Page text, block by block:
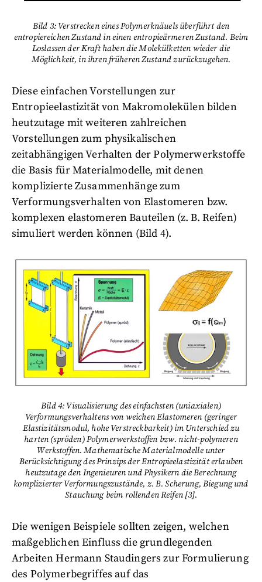
Bild 3: Verstrecken eines Polymerknäuels überführt den
entropiereichen Zustand in einen entropieärmeren Zustand. Beim
Loslassen der Kraft haben die Molekülketten wieder die
Möglichkeit, in ihren früheren Zustand zurückzugehen.
Diese einfachen Vorstellungen zur
Entropieelastizität von Makromolekülen bilden
heutzutage mit weiteren zahlreichen
Vorstellungen zum physikalischen
zeitabhängigen Verhalten der Polymerwerkstoffe
die Basis für Materialmodelle, mit denen
komplizierte Zusammenhänge zum
Verformungsverhalten von Elastomeren bzw.
komplexen elastomeren Bauteilen (z. B. Reifen)
simuliert werden können (Bild 4).
Bild 4: Visualisierung des einfachsten (uniaxialen)
Verformungsverhaltens von weichen Elastomeren (geringer
Elastizitätsmodul, hohe Verstreckbarkeit) im Unterschied zu
harten (spröden) Polymerwerkstoffen bzw. nicht-polymeren
Werkstoffen. Mathematische Materialmodelle unter
Berücksichtigung des Prinzips der Entropieelastizität erlauben
heutzutage den Ingenieuren und Physikern die Berechnung
komplizierter Verformungszustände, z. B. Scherung, Biegung und
Stauchung beim rollenden Reifen [3].
Die wenigen Beispiele sollten zeigen, welchen
maßgeblichen Einfluss die grundlegenden
Arbeiten Hermann Staudingers zur Formulierung
des Polymerbegriffes auf das